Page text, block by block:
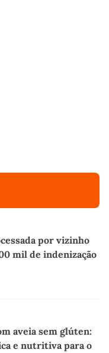
por vizinho
mil de indenização
aveia sem glúten:
e nutritiva para o